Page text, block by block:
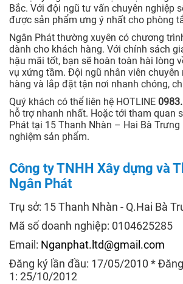
Bắc. Với đội ngũ tư vấn chuyên nghiệp
được sản phẩm ưng ý nhất cho phòng
Ngân Phát thường xuyên có chương
dành cho khách hàng. Với chính sách
hậu mãi tốt, bạn sẽ hoàn toàn hài lòng
vụ xứng tầm. Đội ngũ nhân viên chuyên
hàng và lắp đặt tận nơi nhanh chóng,
Quý khách có thể liên hệ HOTLINE
hỗ trợ nhanh nhất. Hoặc tới tham quan
Phát tại 15 Thanh Nhàn – Hai Bà
nghiệm sản phẩm.
Công ty TNHH Xây dựng và
Ngân Phát
Trụ sở: 15 Thanh Nhàn - Q.Hai Bà
Mã số doanh nghiệp: 0104625285
Email: Nganphat.ltd@gmail.com
Đăng ký lần đầu: 17/05/2010 *
1: 25/10/2012